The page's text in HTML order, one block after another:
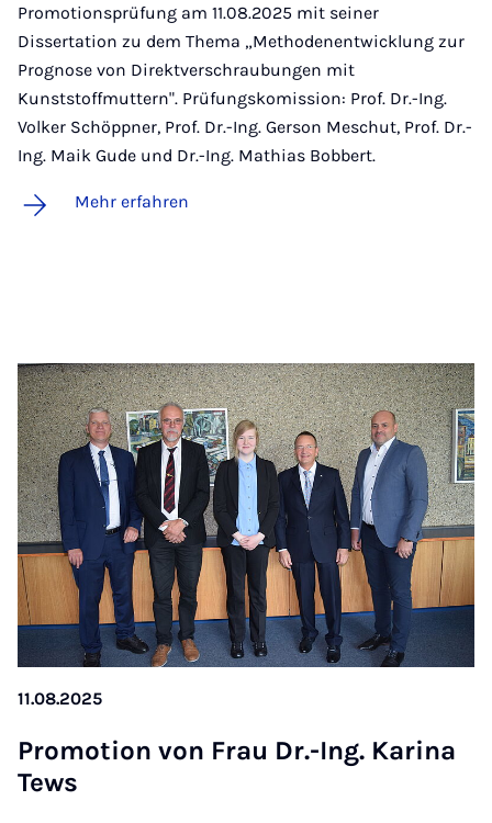
Promotionsprüfung am 11.08.2025 mit seiner
Dissertation zu dem Thema „Methodenentwicklung zur
Prognose von Direktverschraubungen mit
Kunststoffmuttern". Prüfungskomission: Prof. Dr.-Ing.
Volker Schöppner, Prof. Dr.-Ing. Gerson Meschut, Prof. Dr.-
Ing. Maik Gude und Dr.-Ing. Mathias Bobbert.
Mehr erfahren
11.08.2025
Pro­mo­ti­on von Frau Dr.-Ing. Ka­ri­na
Tews